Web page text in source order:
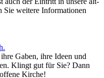
weitere Informationen
Gaben, ihre Ideen und
Klingt gut für Sie? Dann
Kirche!